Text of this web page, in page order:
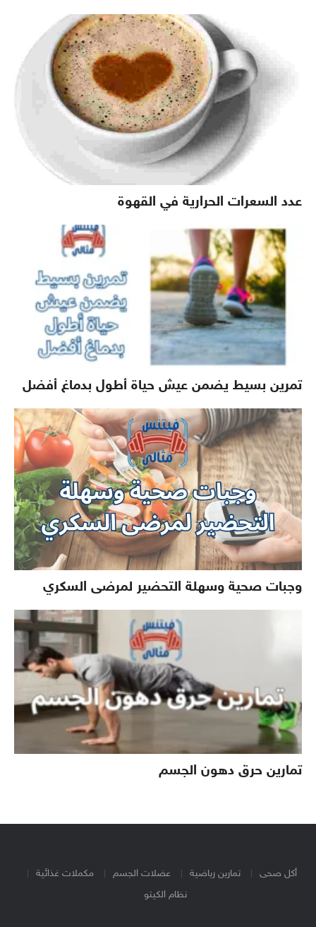
عدد السعرات الحرارية في القهوة
تمرين بسيط يضمن عيش حياة أطول بدماغ أفضل
وجبات صحية وسهلة التحضير لمرضى السكري
تمارين حرق دهون الجسم
أكل صحى تمارين رياضية عضلات الجسم
مكملات غذائية
نظام الكيتو